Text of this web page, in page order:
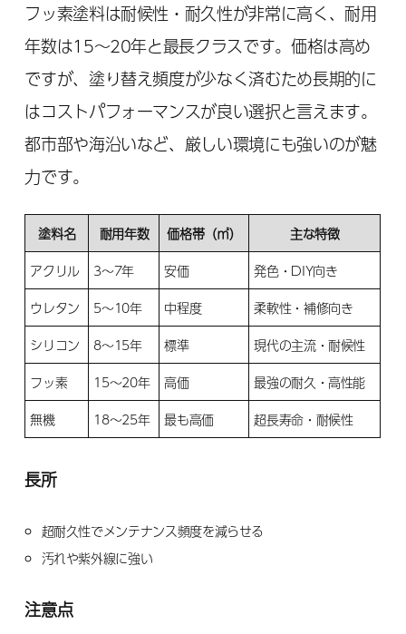
フッ素塗料は耐候性・耐久性が非常に高く、耐用
年数は15～20年と最長クラスです。価格は高め
ですが、塗り替え頻度が少なく済むため長期的に
はコストパフォーマンスが良い選択と言えます。
都市部や海沿いなど、厳しい環境にも強いのが魅
力です。
塗料名 耐用年数 価格帯（㎡）
主な特徴
アクリル
3～7年 安価
発色・DIY向き
ウレタン
5～10年 中程度
柔軟性・補修向き
シリコン
8～15年 標準
現代の主流・耐候性
フッ素
15～20年 高価
最強の耐久・高性能
無機
18～25年 最も高価 超長寿命・耐候性
長所
超耐久性でメンテナンス頻度を減らせる
汚れや紫外線に強い
注意点